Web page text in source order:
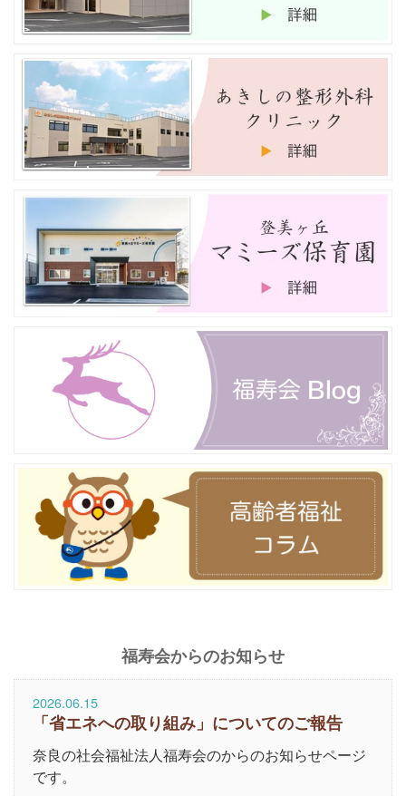
福寿会からのお知らせ
2026.06.15
「省エネへの取り組み」についてのご報告
奈良の社会福祉法人福寿会のからのお知らせページ
です。